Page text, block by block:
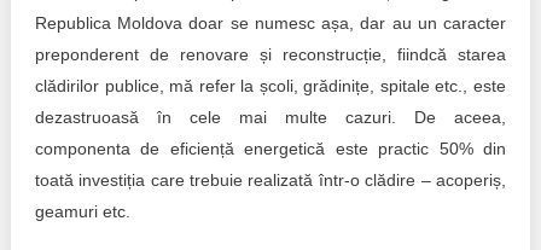
Republica Moldova doar se numesc așa, dar au un caracter
preponderent de renovare și reconstrucție, fiindcă starea
clădirilor publice, mă refer la școli, grădinițe, spitale etc., este
dezastruoasă în cele mai multe cazuri. De aceea,
componenta de eficiență energetică este practic 50% din
toată investiția care trebuie realizată într-o clădire – acoperiș,
geamuri etc.